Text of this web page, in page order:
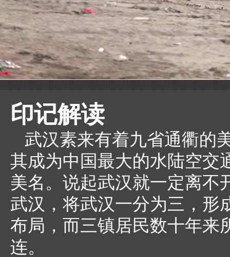
印记解读
武汉素来有着九省通衢的
其成为中国最大的水陆空交
美名。说起武汉就一定离不
武汉，将武汉一分为三，形
布局，而三镇居民数十年
连。